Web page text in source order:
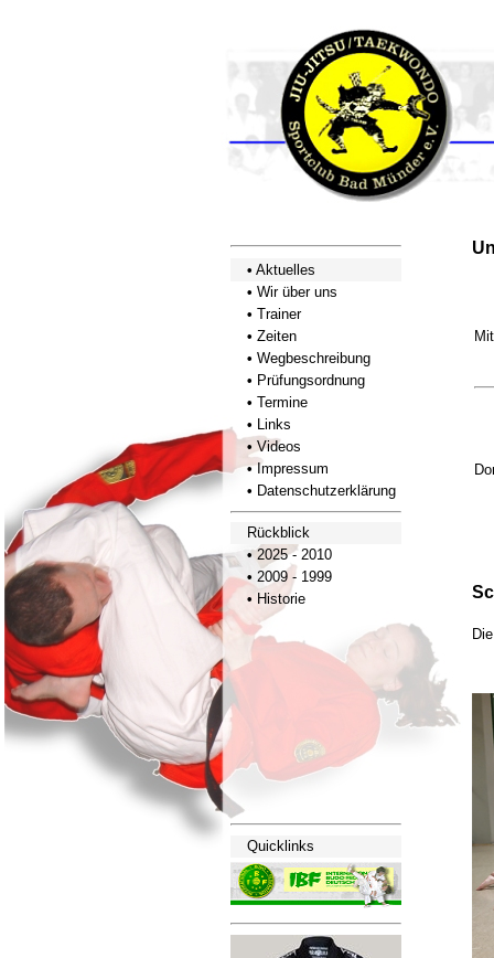
• Aktuelles
• Wir über uns
• Trainer
• Zeiten
• Wegbeschreibung
• Prüfungsordnung
• Termine
• Links
• Videos
• Impressum
• Datenschutzerklärung
Rückblick
• 2025 - 2010
• 2009 - 1999
• Historie
Quicklinks